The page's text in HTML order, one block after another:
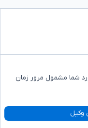
شما مشمول مرور زمان
وکیل